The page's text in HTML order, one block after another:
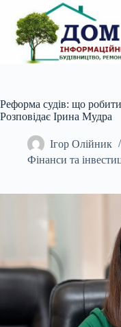
вмісту
Реформа судів: що робити
Розповідає Ірина Мудра
Ігор Олійник
Фінанси та